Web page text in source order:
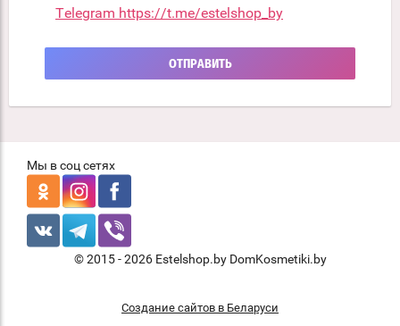
Telegram https://t.me/estelshop_by
ОТПРАВИТЬ
Мы в соц сетях
© 2015 - 2026 Estelshop.by DomKosmetiki.by
Создание сайтов в Беларуси